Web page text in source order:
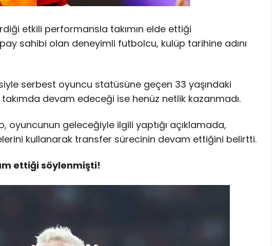
etkili performansla takımın elde ettiği
sahibi olan deneyimli futbolcu, kulüp tarihine adını
serbest oyuncu statüsüne geçen 33 yaşındaki
devam edeceği ise henüz netlik kazanmadı.
oyuncunun geleceğiyle ilgili yaptığı açıklamada,
kullanarak transfer sürecinin devam ettiğini belirtti.
ettiği söylenmişti!